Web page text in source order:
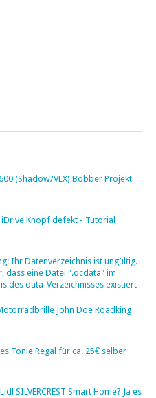
(Shadow/VLX) Bobber Projekt
Knopf defekt - Tutorial
Ihr Datenverzeichnis ist ungültig.
dass eine Datei ".ocdata" im
des data-Verzeichnisses existiert
John Doe Roadking
Tonie Regal für ca. 25€ selber
SILVERCREST Smart Home? Ja es